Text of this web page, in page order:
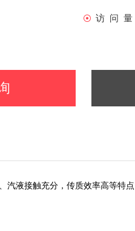
访 问 量
汽液接触充分，传质效率高等特